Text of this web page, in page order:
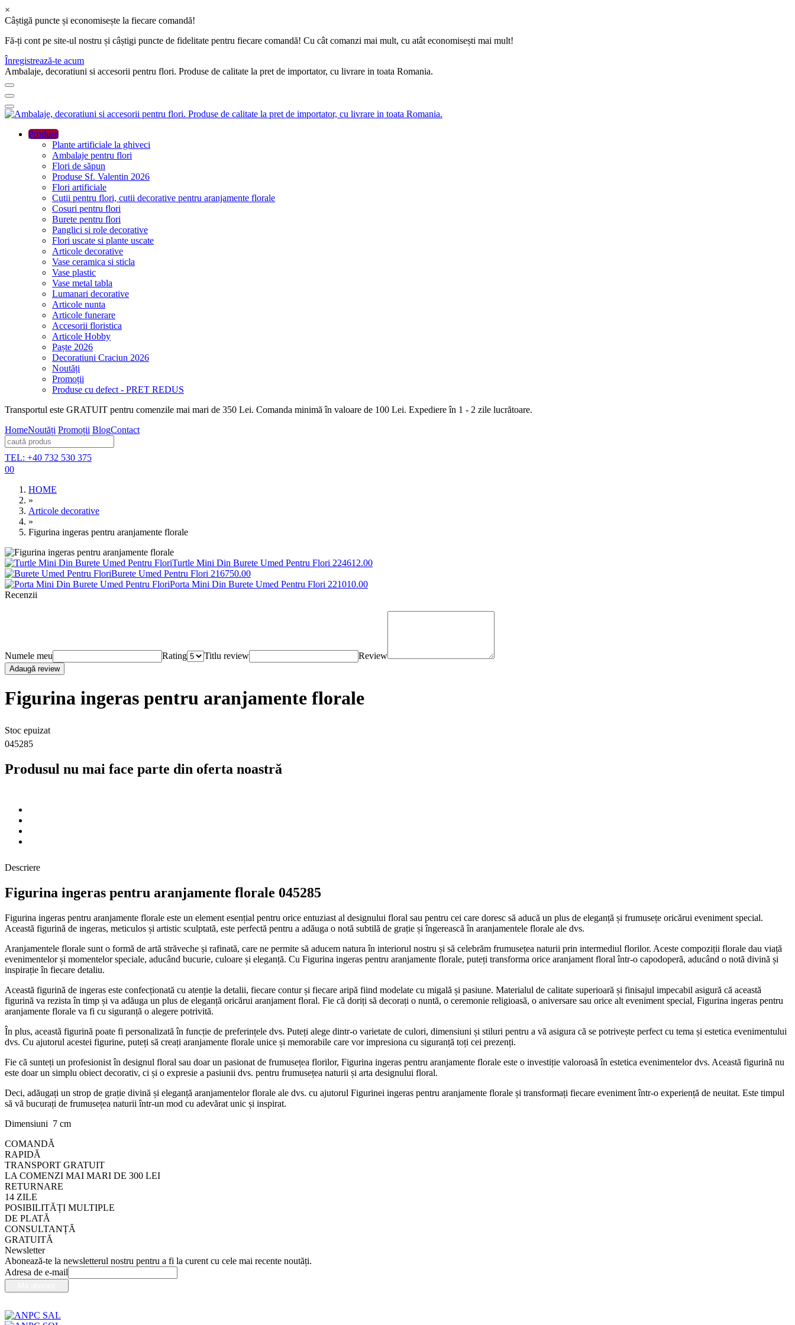
×
Câștigă puncte și economisește la fiecare comandă!
Fă-ți cont pe site-ul nostru și câștigi puncte de fidelitate pentru fiecare comandă! Cu cât comanzi mai mult, cu atât economisești mai mult!
Înregistrează-te acum
Ambalaje, decoratiuni si accesorii pentru flori. Produse de calitate la pret de importator, cu livrare in toata Romania.
Produse
Plante artificiale la ghiveci
Ambalaje pentru flori
Flori de săpun
Produse Sf. Valentin 2026
Flori artificiale
Cutii pentru flori, cutii decorative pentru aranjamente florale
Cosuri pentru flori
Burete pentru flori
Panglici si role decorative
Flori uscate si plante uscate
Articole decorative
Vase ceramica si sticla
Vase plastic
Vase metal tabla
Lumanari decorative
Articole nunta
Articole funerare
Accesorii floristica
Articole Hobby
Paște 2026
Decoratiuni Craciun 2026
Noutăți
Promoții
Produse cu defect - PRET REDUS
Transportul este GRATUIT pentru comenzile mai mari de 350 Lei. Comanda minimă în valoare de 100 Lei. Expediere în 1 - 2 zile lucrătoare.
HomeNoutăți Promoții BlogContact
TEL: +40 732 530 375
00
HOME
»
Articole decorative
»
Figurina ingeras pentru aranjamente florale
Turtle Mini Din Burete Umed Pentru Flori 224612.00
Burete Umed Pentru Flori 216750.00
Porta Mini Din Burete Umed Pentru Flori 221010.00
Recenzii
Numele meu Rating Titlu review Review
Adaugă review
Figurina ingeras pentru aranjamente florale
Stoc epuizat
045285
Produsul nu mai face parte din oferta noastră
Descriere
Figurina ingeras pentru aranjamente florale 045285
Figurina ingeras pentru aranjamente florale este un element esențial pentru orice entuziast al designului floral sau pentru cei care doresc să aducă un plus de eleganță și frumusețe oricărui eveniment special.
Această figurină de ingeras, meticulos și artistic sculptată, este perfectă pentru a adăuga o notă subtilă de grație și îngerească în aranjamentele florale ale dvs.
Aranjamentele florale sunt o formă de artă străveche și rafinată, care ne permite să aducem natura în interiorul nostru și să celebrăm frumusețea naturii prin intermediul florilor. Aceste compoziții florale dau viață
evenimentelor și momentelor speciale, aducând bucurie, culoare și eleganță. Cu Figurina ingeras pentru aranjamente florale, puteți transforma orice aranjament floral într-o capodoperă, aducând o notă divină și
inspirație în fiecare detaliu.
Această figurină de ingeras este confecționată cu atenție la detalii, fiecare contur și fiecare aripă fiind modelate cu migală și pasiune. Materialul de calitate superioară și finisajul impecabil asigură că această
figurină va rezista în timp și va adăuga un plus de eleganță oricărui aranjament floral. Fie că doriți să decorați o nuntă, o ceremonie religioasă, o aniversare sau orice alt eveniment special, Figurina ingeras pentru
aranjamente florale va fi cu siguranță o alegere potrivită.
În plus, această figurină poate fi personalizată în funcție de preferințele dvs. Puteți alege dintr-o varietate de culori, dimensiuni și stiluri pentru a vă asigura că se potrivește perfect cu tema și estetica evenimentului
dvs. Cu ajutorul acestei figurine, puteți să creați aranjamente florale unice și memorabile care vor impresiona cu siguranță toți cei prezenți.
Fie că sunteți un profesionist în designul floral sau doar un pasionat de frumusețea florilor, Figurina ingeras pentru aranjamente florale este o investiție valoroasă în estetica evenimentelor dvs. Această figurină nu
este doar un simplu obiect decorativ, ci și o expresie a pasiunii dvs. pentru frumusețea naturii și arta designului floral.
Deci, adăugați un strop de grație divină și eleganță aranjamentelor florale ale dvs. cu ajutorul Figurinei ingeras pentru aranjamente florale și transformați fiecare eveniment într-o experiență de neuitat. Este timpul
să vă bucurați de frumusețea naturii într-un mod cu adevărat unic și inspirat.
Dimensiuni 7 cm
COMANDĂ
RAPIDĂ
TRANSPORT GRATUIT
LA COMENZI MAI MARI DE 300 LEI
RETURNARE
14 ZILE
POSIBILITĂȚI MULTIPLE
DE PLATĂ
CONSULTANȚĂ
GRATUITĂ
Newsletter
Abonează-te la newsletterul nostru pentru a fi la curent cu cele mai recente noutăți.
Adresa de e-mail